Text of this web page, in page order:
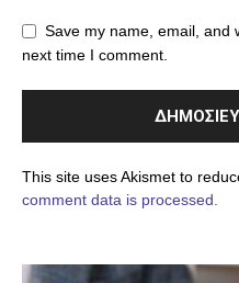
Save my name, email, and
next time I comment.
This site uses Akismet to
comment data is processed.